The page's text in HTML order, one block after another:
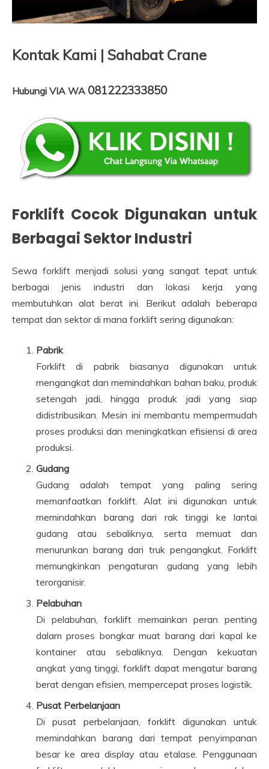
Kontak Kami | Sahabat Crane
Hubungi VIA WA 081222333850
Forklift Cocok Digunakan untuk
Berbagai Sektor Industri
Sewa forklift menjadi solusi yang sangat tepat untuk
berbagai jenis industri dan lokasi kerja yang
membutuhkan alat berat ini. Berikut adalah beberapa
tempat dan sektor di mana forklift sering digunakan:
Pabrik
Forklift di pabrik biasanya digunakan untuk
mengangkat dan memindahkan bahan baku, produk
setengah jadi, hingga produk jadi yang siap
didistribusikan. Mesin ini membantu mempermudah
proses produksi dan meningkatkan efisiensi di area
produksi.
Gudang
Gudang adalah tempat yang paling sering
memanfaatkan forklift. Alat ini digunakan untuk
memindahkan barang dari rak tinggi ke lantai
gudang atau sebaliknya, serta memuat dan
menurunkan barang dari truk pengangkut. Forklift
memungkinkan pengaturan gudang yang lebih
terorganisir.
Pelabuhan
Di pelabuhan, forklift memainkan peran penting
dalam proses bongkar muat barang dari kapal ke
kontainer atau sebaliknya. Dengan kekuatan
angkat yang tinggi, forklift dapat mengatur barang
berat dengan efisien, mempercepat proses logistik.
Pusat Perbelanjaan
Di pusat perbelanjaan, forklift digunakan untuk
memindahkan barang dari tempat penyimpanan
besar ke area display atau etalase. Penggunaan